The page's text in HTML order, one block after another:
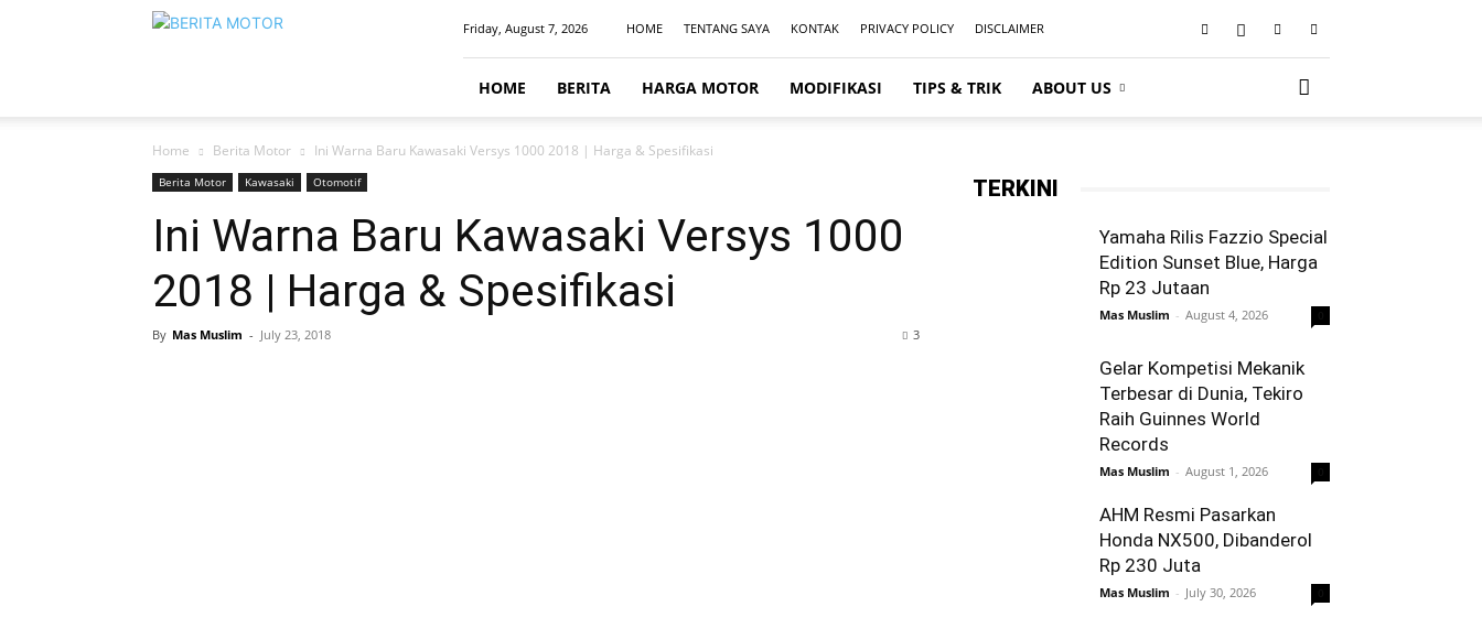
BERITAMOTOR.NET
Friday, August 7, 2026 HOME TENTANG SAYA KONTAK PRIVACY POLICY DISCLAIMER
HOME BERITA HARGA MOTOR MODIFIKASI TIPS & TRIK ABOUT US
Home Berita Motor Ini Warna Baru Kawasaki Versys 1000 2018 | Harga & Spesifikasi
Berita Motor Kawasaki Otomotif
Ini Warna Baru Kawasaki Versys 1000
2018 | Harga & Spesifikasi
By Mas Muslim - July 23, 2018 3
TERKINI
Yamaha Rilis Fazzio Special
Edition Sunset Blue, Harga
Rp 23 Jutaan
Mas Muslim - August 4, 2026
Gelar Kompetisi Mekanik
Terbesar di Dunia, Tekiro
Raih Guinnes World
Records
Mas Muslim - August 1, 2026
AHM Resmi Pasarkan
Honda NX500, Dibanderol
Rp 230 Juta
Mas Muslim - July 30, 2026